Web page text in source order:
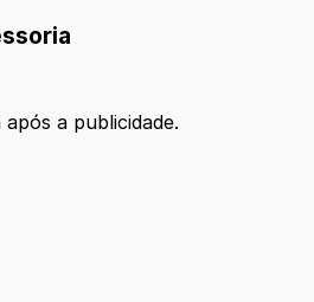
a publicidade.